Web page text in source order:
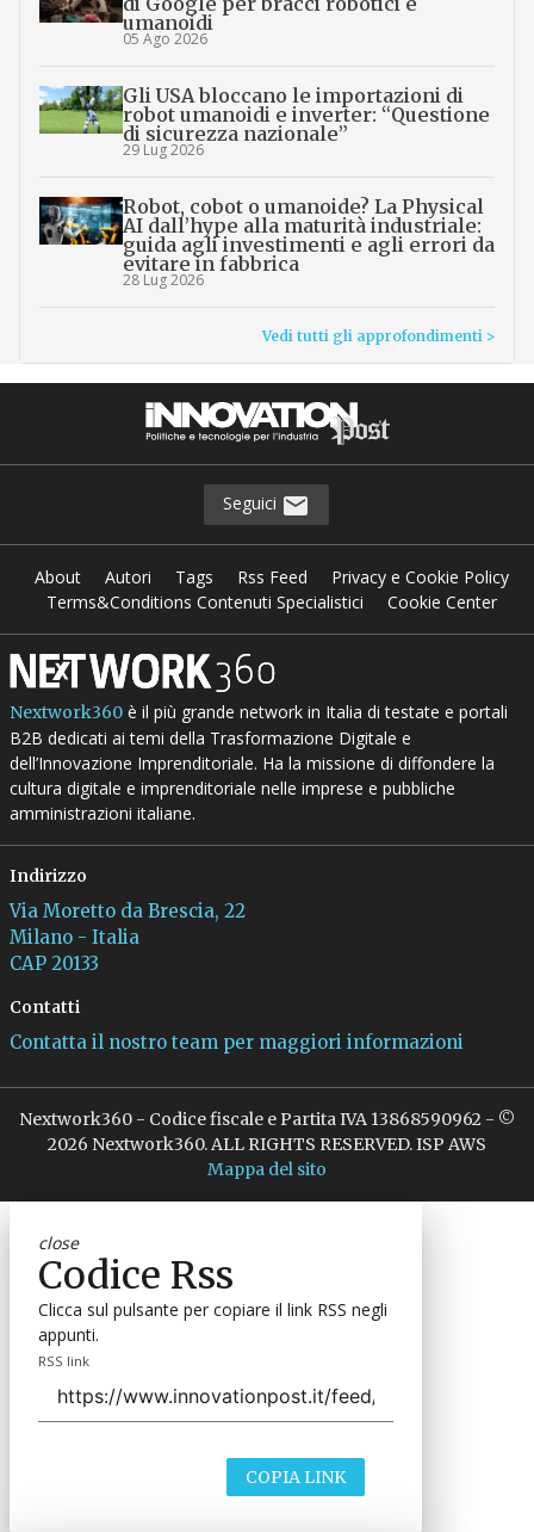
umanoidi
05 Ago 2026
Gli USA bloccano le importazioni di
robot umanoidi e inverter: “Questione
di sicurezza nazionale”
29 Lug 2026
Robot, cobot o umanoide? La Physical
AI dall’hype alla maturità industriale:
guida agli investimenti e agli errori da
evitare in fabbrica
28 Lug 2026
Vedi tutti gli approfondimenti >
Seguici
About Autori Tags Rss Feed
Privacy e Cookie Policy
Terms&Conditions Contenuti Specialistici
Cookie Center
Nextwork360è il più grande network in Italia di testate e portali
B2B dedicati ai temi della Trasformazione Digitale e
dell’Innovazione Imprenditoriale. Ha la missione di diffondere la
cultura digitale e imprenditoriale nelle imprese e pubbliche
amministrazioni italiane.
Indirizzo
Via Moretto da Brescia, 22
Milano - Italia
CAP 20133
Contatti
Contatta il nostro team per maggiori informazioni
Nextwork360 - Codice fiscale e Partita IVA 13868590962 - ©
2026 Nextwork360. ALL RIGHTS RESERVED. ISP AWS
Mappa del sito
close
Codice Rss
Clicca sul pulsante per copiare il link RSS negli
appunti.
RSS link
COPIA LINK